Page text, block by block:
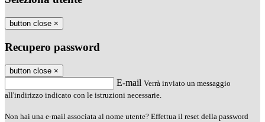
button close ×
Recupero password
button close ×
E-mail Verrà inviato un messaggio
all'indirizzo indicato con le istruzioni necessarie.
Non hai una e-mail associata al nome utente? Effettua il reset della password